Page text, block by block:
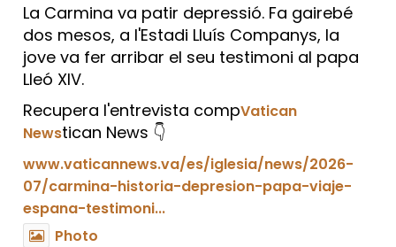
La Carmina va patir depressió. Fa gairebé
dos mesos, a l'Estadi Lluís Companys, la
jove va fer arribar el seu testimoni al papa
Lleó XIV.
Recupera l'entrevista compVatican
Newstican News 👇
www.vaticannews.va/es/iglesia/news/2026-
07/carmina-historia-depresion-papa-viaje-
espana-testimoni...
Photo